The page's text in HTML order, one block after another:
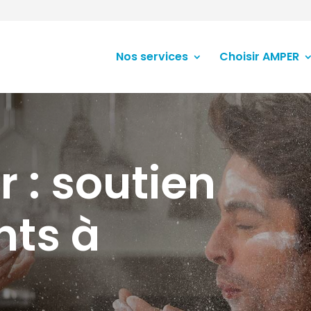
Nos services Choisir AMPER
: soutien
à